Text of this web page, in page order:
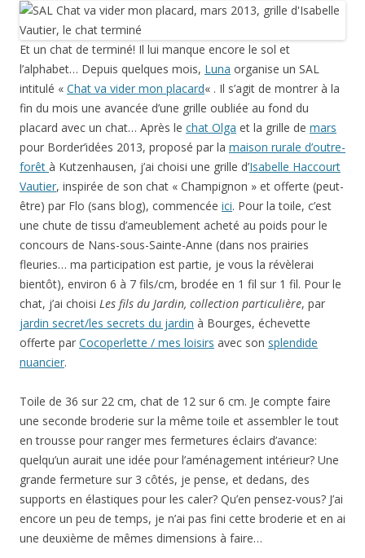
Et un chat de terminé! Il lui manque encore le sol et
l’alphabet… Depuis quelques mois, Luna organise un SAL
intitulé « Chat va vider mon placard« . Il s’agit de montrer à la
fin du mois une avancée d’une grille oubliée au fond du
placard avec un chat… Après le chat Olga et la grille de mars
pour Border’idées 2013, proposé par la maison rurale d’outre-
forêt à Kutzenhausen, j’ai choisi une grille d’Isabelle Haccourt
Vautier, inspirée de son chat « Champignon » et offerte (peut-
être) par Flo (sans blog), commencée ici. Pour la toile, c’est
une chute de tissu d’ameublement acheté au poids pour le
concours de Nans-sous-Sainte-Anne (dans nos prairies
fleuries… ma participation est partie, je vous la révèlerai
bientôt), environ 6 à 7 fils/cm, brodée en 1 fil sur 1 fil. Pour le
chat, j’ai choisi Les fils du Jardin, collection particulière, par
jardin secret/les secrets du jardin à Bourges, échevette
offerte par Cocoperlette / mes loisirs avec son splendide
nuancier.
Toile de 36 sur 22 cm, chat de 12 sur 6 cm. Je compte faire
une seconde broderie sur la même toile et assembler le tout
en trousse pour ranger mes fermetures éclairs d’avance:
quelqu’un aurait une idée pour l’aménagement intérieur? Une
grande fermeture sur 3 côtés, je pense, et dedans, des
supports en élastiques pour les caler? Qu’en pensez-vous? J’ai
encore un peu de temps, je n’ai pas fini cette broderie et en ai
une deuxième de mêmes dimensions à faire…